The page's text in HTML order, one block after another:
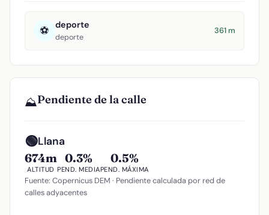
⚽ deporte
deporte
361 m
⛰️Pendiente de la calle
🟢Llana
674m
ALTITUD
0.3%
PEND. MEDIA
0.5%
PEND. MÁXIMA
Fuente: Copernicus DEM · Pendiente calculada por red de
calles adyacentes